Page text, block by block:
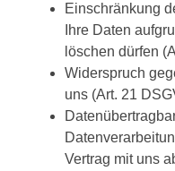
Einschränkung
Ihre Daten
löschen dürfen
Widerspruch
uns (Art. 21
Vertrag mit uns